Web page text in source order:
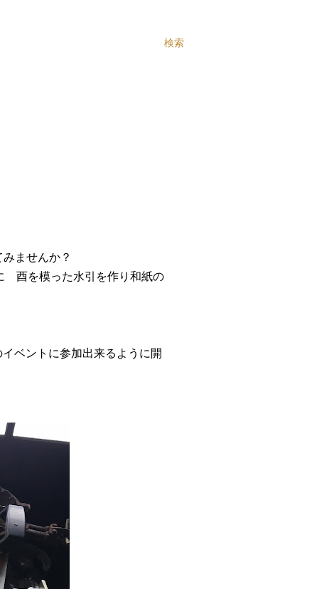
検索
ませんか？
酉を模った水引を作り和紙の
ベントに参加出来るように開